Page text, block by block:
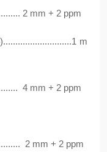
2 mm + 2 ppm
m
4 mm + 2 ppm
2 mm + 2 ppm